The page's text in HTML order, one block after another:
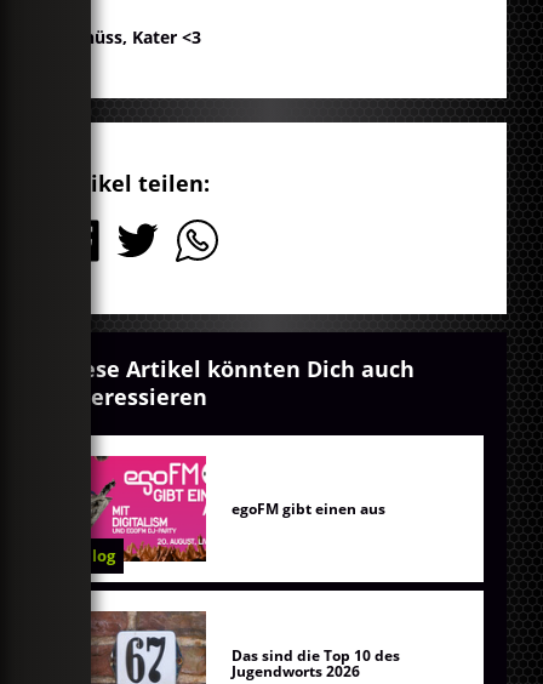
Tschüss, Kater <3
Artikel teilen:
Diese Artikel könnten Dich auch
interessieren
Blog
egoFM gibt einen aus
Das sind die Top 10 des
Jugendworts 2026